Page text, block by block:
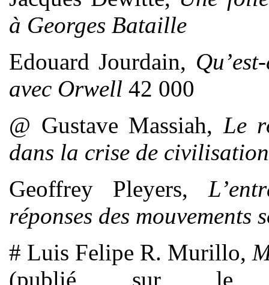
à Georges Bataille
Edouard Jourdain,
avec Orwell 42 000
@ Gustave Massiah, Le
dans la crise de civilisation
Geoffrey Pleyers,
réponses des mouvements
# Luis Felipe R. Murillo,
(publié sur